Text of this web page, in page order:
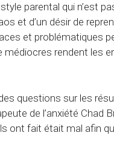
parental qui n’est
et d’un désir de
et problématiques
rendent les
questions sur les
de l’anxiété Chad
ont fait était mal afin